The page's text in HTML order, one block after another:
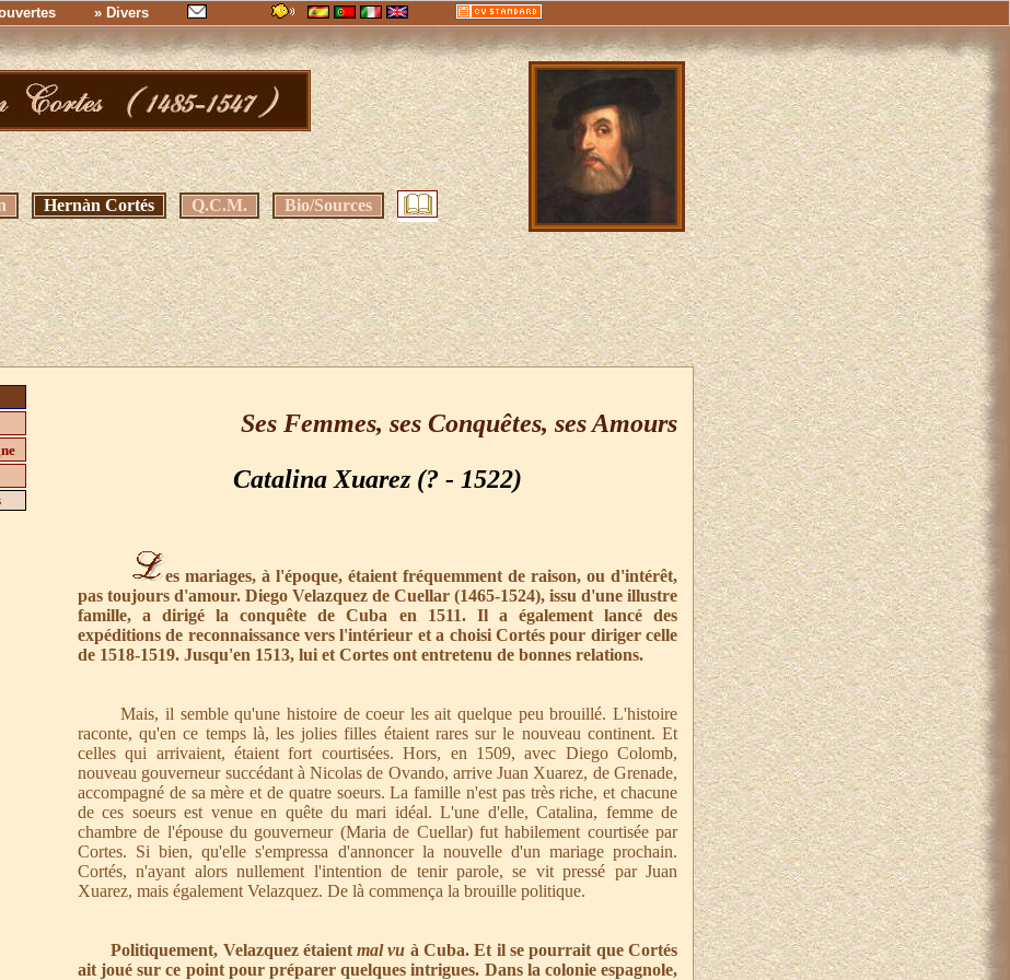
» Divers
Hernàn Cortés Q.C.M. Bio/Sources
Ses Femmes, ses Conquêtes, ses Amours
Catalina Xuarez (? - 1522)
es mariages, à l'époque, étaient fréquemment de raison, ou d'intérêt,
pas toujours d'amour. Diego Velazquez de Cuellar (1465-1524), issu d'une illustre
famille, a dirigé la conquête de Cuba en 1511. Il a également lancé des
expéditions de reconnaissance vers l'intérieur et a choisi Cortés pour diriger celle
de 1518-1519. Jusqu'en 1513, lui et Cortes ont entretenu de bonnes relations.
Mais, il semble qu'une histoire de coeur les ait quelque peu brouillé. L'histoire
raconte, qu'en ce temps là, les jolies filles étaient rares sur le nouveau continent. Et
celles qui arrivaient, étaient fort courtisées. Hors, en 1509, avec Diego Colomb,
nouveau gouverneur succédant à Nicolas de Ovando, arrive Juan Xuarez, de Grenade,
accompagné de sa mère et de quatre soeurs. La famille n'est pas très riche, et chacune
de ces soeurs est venue en quête du mari idéal. L'une d'elle, Catalina, femme de
chambre de l'épouse du gouverneur (Maria de Cuellar) fut habilement courtisée par
Cortes. Si bien, qu'elle s'empressa d'annoncer la nouvelle d'un mariage prochain.
Cortés, n'ayant alors nullement l'intention de tenir parole, se vit pressé par Juan
Xuarez, mais également Velazquez. De là commença la brouille politique.
Politiquement, Velazquez étaientmal vu à Cuba. Et il se pourrait que Cortés
ait joué sur ce point pour préparer quelques intrigues. Dans la colonie espagnole,